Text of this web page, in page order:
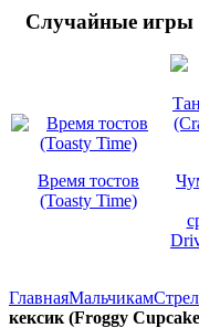
Случайные игры
Время тостов
(Toasty Time)
ГлавнаяМальчикам
кексик (Froggy